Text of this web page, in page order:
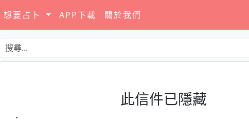
想要占卜 APP下載 關於我們
此信件已隱藏
·